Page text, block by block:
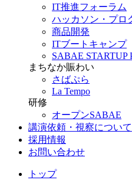
IT推進フォーラム
ハッカソン・プロ
商品開発
ITブートキャンプ
SABAE STARTUP
まちなか賑わい
さばぷら
La Tempo
研修
オープンSABAE
講演依頼・視察について
採用情報
お問い合わせ
トップ